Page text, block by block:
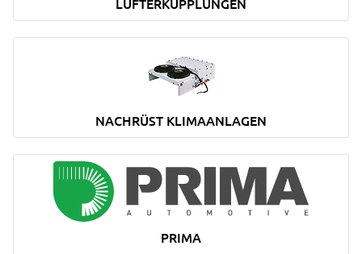
LÜFTERKUPPLUNGEN
NACHRÜST KLIMAANLAGEN
PRIMA